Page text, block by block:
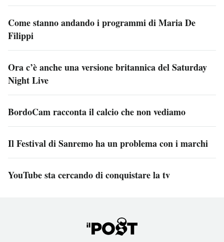
Come stanno andando i programmi di Maria De
Filippi
Ora c’è anche una versione britannica del Saturday
Night Live
BordoCam racconta il calcio che non vediamo
Il Festival di Sanremo ha un problema con i marchi
YouTube sta cercando di conquistare la tv